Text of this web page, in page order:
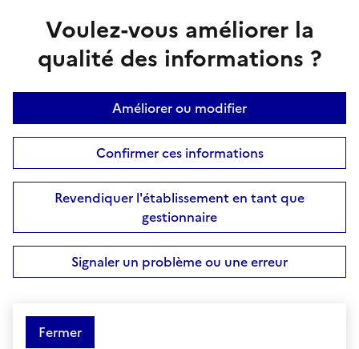
Voulez-vous améliorer la
qualité des informations ?
Améliorer ou modifier
Confirmer ces informations
Revendiquer l'établissement en tant que
gestionnaire
Signaler un problème ou une erreur
Fermer